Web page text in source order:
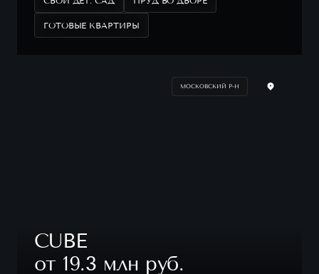
ГОТОВЫЕ КВАРТИРЫ
МОСКОВСКИЙ Р-Н
CUBE
от 19.3 млн руб.